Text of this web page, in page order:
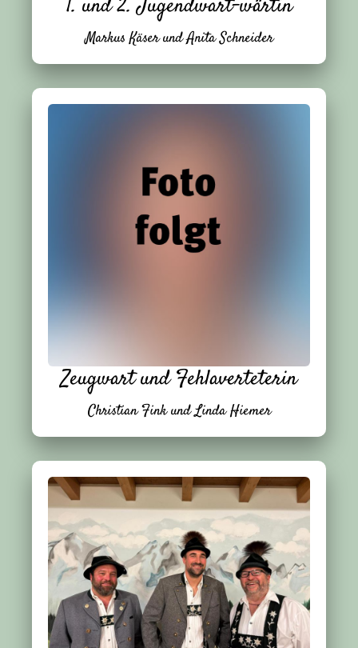
1. und 2. Jugendwart-wärtin
Markus Käser und Anita Schneider
Zeugwart und Fehlaverteterin
Christian Fink und Linda Hiemer